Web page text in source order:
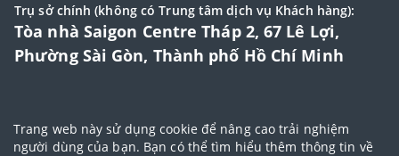
Trụ sở chính (không có Trung tâm dịch vụ Khách hàng):
Tòa nhà Saigon Centre Tháp 2, 67 Lê Lợi,
Phường Sài Gòn, Thành phố Hồ Chí Minh
Đại lý Ngoại hạng AIA|Điều khoản sử dụng |Cam kết bảo mật|Chính
Trang web này sử dụng cookie để nâng cao trải nghiệm
người dùng của bạn. Bạn có thể tìm hiểu thêm thông tin về